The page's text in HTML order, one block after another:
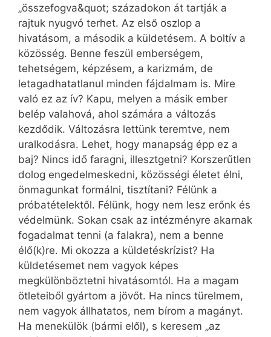
„összefogva&quot; századokon át tartják a
rajtuk nyugvó terhet. Az első oszlop a
hivatásom, a második a küldetésem. A boltív a
közösség. Benne feszül emberségem,
tehetségem, képzésem, a karizmám, de
letagadhatatlanul minden fájdalmam is. Mire
való ez az ív? Kapu, melyen a másik ember
belép valahová, ahol számára a változás
kezdődik. Változásra lettünk teremtve, nem
uralkodásra. Lehet, hogy manapság épp ez a
baj? Nincs idő faragni, illesztgetni? Korszerűtlen
dolog engedelmeskedni, közösségi életet élni,
önmagunkat formálni, tisztítani? Félünk a
próbatételektől. Félünk, hogy nem lesz erőnk és
védelmünk. Sokan csak az intézményre akarnak
fogadalmat tenni (a falakra), nem a benne
élő(k)re. Mi okozza a küldetéskrízist? Ha
küldetésemet nem vagyok képes
megkülönböztetni hivatásomtól. Ha a magam
ötleteiből gyártom a jövőt. Ha nincs türelmem,
nem vagyok állhatatos, nem bírom a magányt.
Ha menekülök (bármi elől), s keresem „az